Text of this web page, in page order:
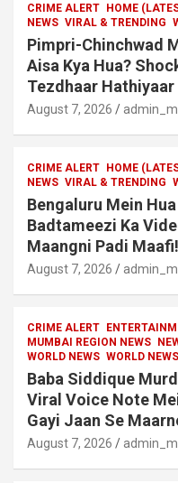
CRIME ALERT HOME
NEWS VIRAL & TRENDING
Pimpri-Chinchwad
Aisa Kya Hua?
Tezdhaar
August 7, 2026
CRIME ALERT HOME
NEWS VIRAL & TRENDING
Bengaluru Mein
Badtameezi Ka
Maangni Padi Maafi!
August 7, 2026
CRIME ALERT
MUMBAI REGION NEWS
WORLD NEWS WORLD NEWS
Baba Siddique
Viral Voice Note
Gayi Jaan Se
August 7, 2026